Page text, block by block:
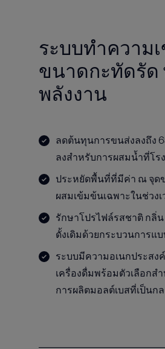
ระบบทำความ
ขนาดกะทัดรัด
พลังงาน
ลดต้นทุนการขนส่งลงถึง
ลงสําหรับการผสมน้ำที่โ
ประหยัดพื้นที่ที่มีค่า ณ จุด
ผสมเข้มข้นเฉพาะในช่วง
รักษาโปรไฟล์รสชาติ กลิ่
ดั้งเดิมด้วยกระบวนการ
ระบบมีความอเนกประสง
เครื่องดื่มพร้อมตัวเลือกสํ
การผลิตมอลต์เบสที่เป็นก